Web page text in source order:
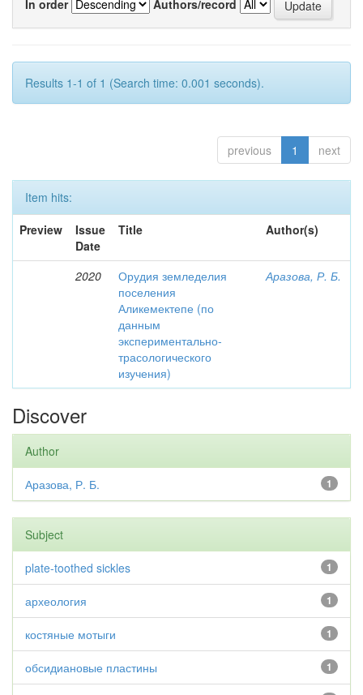
In order
Authors/record
Results 1-1 of 1 (Search time: 0.001 seconds).
previous 1 next
Item hits:
Preview
Issue
Date
Title Author(s)
2020
Орудия земледелия
поселения
Аликемектепе (по
данным
экспериментально-
трасологического
изучения)
Аразова, Р. Б.
Discover
Author
1
Аразова, Р. Б.
Subject
1
plate-toothed sickles
1
археология
1
костяные мотыги
1
обсидиановые пластины